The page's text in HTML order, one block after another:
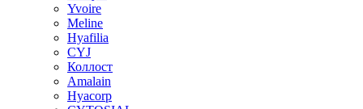
Yvoire
Meline
Hyafilia
CYJ
Коллост
Amalain
Hyacorp